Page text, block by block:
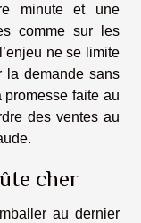
minute et une
comme sur les
ne se limite
la demande sans
promesse faite au
des ventes au
cher
au dernier